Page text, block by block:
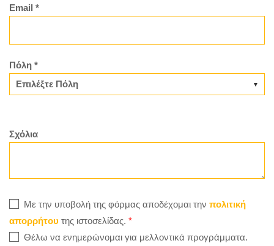
Email *
Πόλη *
Σχόλια
Με την υποβολή της φόρμας αποδέχομαι την πολιτική
απορρήτου της ιστοσελίδας. *
Θέλω να ενημερώνομαι για μελλοντικά προγράμματα.